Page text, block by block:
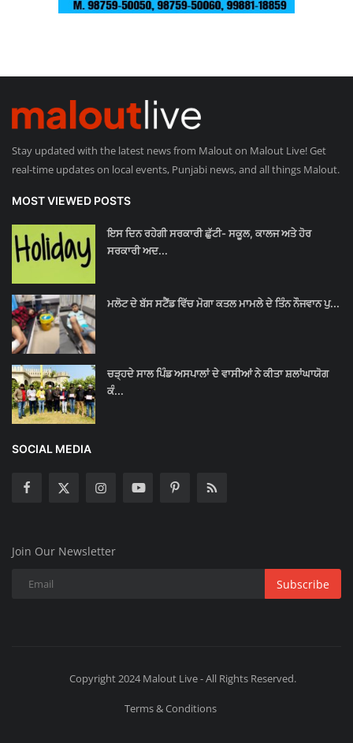
Stay updated with the latest news from Malout on Malout Live! Get
real-time updates on local events, Punjabi news, and all things Malout.
MOST VIEWED POSTS
ਇਸ ਦਿਨ ਰਹੇਗੀ ਸਰਕਾਰੀ ਛੁੱਟੀ- ਸਕੂਲ, ਕਾਲਜ ਅਤੇ ਹੋਰ
ਸਰਕਾਰੀ ਅਦ...
ਮਲੋਟ ਦੇ ਬੱਸ ਸਟੈਂਡ ਵਿੱਚ ਮੋਗਾ ਕਤਲ ਮਾਮਲੇ ਦੇ ਤਿੰਨ ਨੌਜਵਾਨ ਪੁ...
ਚੜ੍ਹਦੇ ਸਾਲ ਪਿੰਡ ਅਸਪਾਲਾਂ ਦੇ ਵਾਸੀਆਂ ਨੇ ਕੀਤਾ ਸ਼ਲਾਂਘਾਯੋਗ
ਕੰ...
SOCIAL MEDIA
Join Our Newsletter
Subscribe
Copyright 2024 Malout Live - All Rights Reserved.
Terms & Conditions